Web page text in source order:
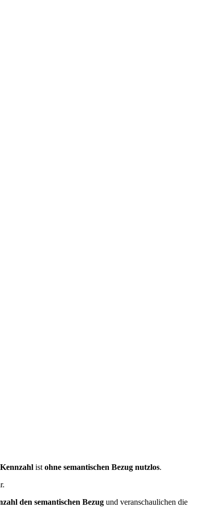
istohne semantischen Bezug nutzlos.
den semantischen Bezug und veranschaulichen die